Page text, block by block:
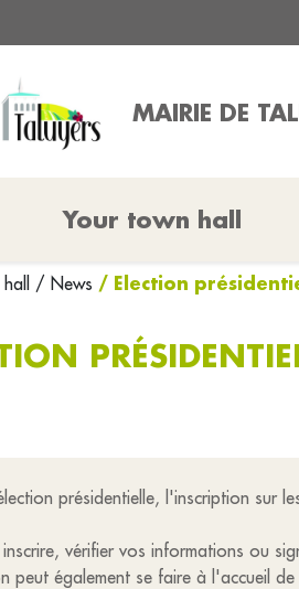
MAIRIE DE
Your town hall
/ News / Election
présidentielle, l'inscription sur
vérifier vos informations ou
peut également se faire à l'accueil